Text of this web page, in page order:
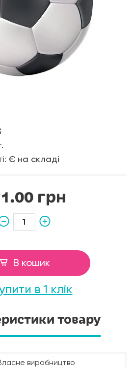
Є на складі
грн
В кошик
в 1 клік
товару
виробництво